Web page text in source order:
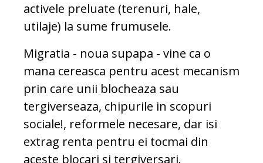
activele preluate (terenuri, hale,
utilaje) la sume frumusele.
Migratia - noua supapa - vine ca o
mana cereasca pentru acest mecanism
prin care unii blocheaza sau
tergiverseaza, chipurile in scopuri
sociale!, reformele necesare, dar isi
extrag renta pentru ei tocmai din
aceste blocari si tergiversari.